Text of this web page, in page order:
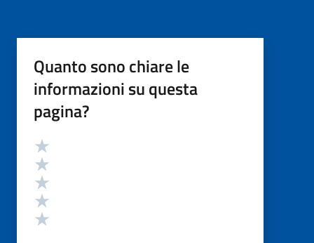
Quanto sono chiare le
informazioni su questa
pagina?
Valutazione